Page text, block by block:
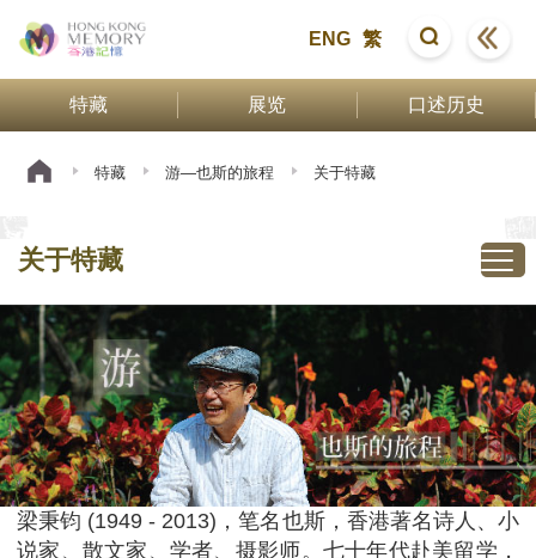
ENG 繁
特藏 展览 口述历史
特藏 游—也斯的旅程 关于特藏
关于特藏
梁秉钧 (1949 - 2013)，笔名也斯，香港著名诗人、小
说家、散文家、学者、摄影师。七十年代赴美留学，